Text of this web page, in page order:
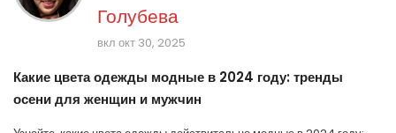
Голубева
вкл окт 30, 2025
Какие цвета одежды модные в 2024 году: тренды
осени для женщин и мужчин